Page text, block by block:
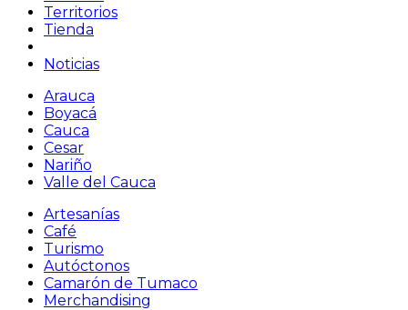
Territorios
Tienda
Noticias
Arauca
Boyacá
Cauca
Cesar
Nariño
Valle del Cauca
Artesanías
Café
Turismo
Autóctonos
Camarón de Tumaco
Merchandising